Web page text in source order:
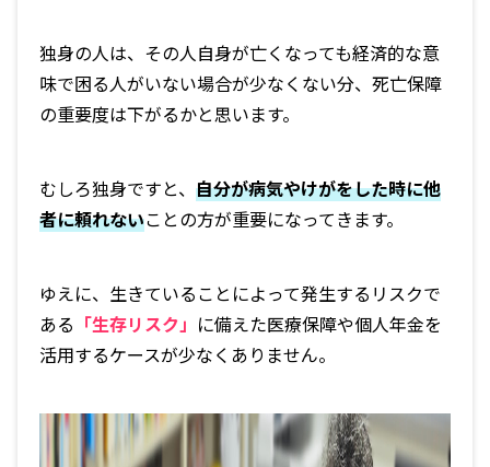
独身の人は、その人自身が亡くなっても経済的な意
味で困る人がいない場合が少なくない分、死亡保障
の重要度は下がるかと思います。
むしろ独身ですと、 自分が病気やけがをした時に他
者に頼れないことの方が重要になってきます。
ゆえに、生きていることによって発生するリスクで
ある 「生存リスク」 に備えた医療保障や個人年金を
活用するケースが少なくありません。